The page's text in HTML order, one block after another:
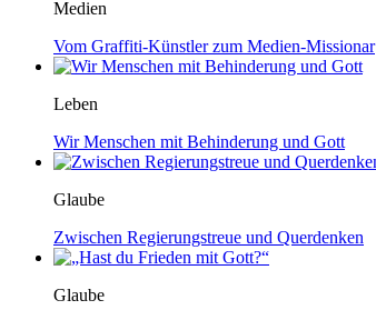
Medien
Vom Graffiti-Künstler zum Medien-Missionar
Leben
Wir Menschen mit Behinderung und Gott
Glaube
Zwischen Regierungstreue und Querdenken
Glaube